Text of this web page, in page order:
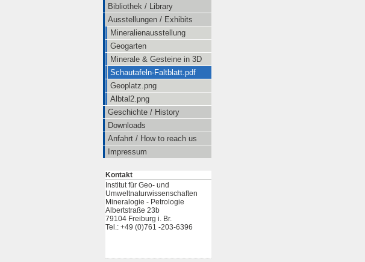
Bibliothek / Library
Ausstellungen / Exhibits
Mineralienausstellung
Geogarten
Minerale & Gesteine in 3D
Schautafeln-Faltblatt.pdf
Geoplatz.png
Albtal2.png
Geschichte / History
Downloads
Anfahrt / How to reach us
Impressum
Kontakt
Institut für Geo- und
Umweltnaturwissenschaften
Mineralogie - Petrologie
Albertstraße 23b
79104 Freiburg i. Br.
Tel.: +49 (0)761 -203-6396